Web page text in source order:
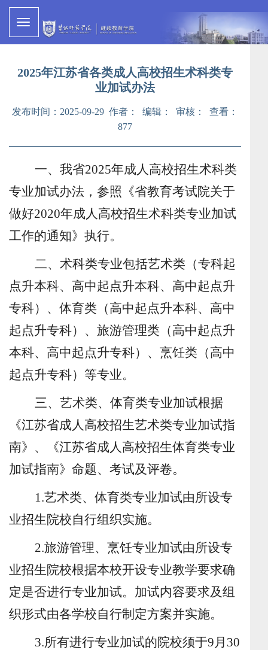
2025年江苏省各类成人高校招生术科类专
业加试办法
发布时间：2025-09-29 作者： 编辑： 审核： 查看：
877
一、我省2025年成人高校招生术科类
专业加试办法， 参照 《省教育考试院关于
做好2020年成人高校招生术科类专业加试
工作的通知》 执行。
二、术科类专业包括艺术类（专科起
点升本科、高中起点升本科、高中起点升
专科）、体育类（高中起点升本科、高中
起点升专科）、旅游管理类（高中起点升
本科、高中起点升专科）、烹饪类（高中
起点升专科）等专业。
三、 艺术类、体育类专业加试根据
《江苏省成人高校招生艺术类专业加试指
南》 、 《江苏省成人高校招生体育类专业
加试指南》命题、考试及评卷。
1.艺术类、体育类专业加试由所设专
业招生院校自行组织实施。
2.旅游管理、烹饪专业加试由所设专
业招生院校根据本校开设专业教学要求确
定是否进行专业加试。加试内容要求及组
织形式由各学校自行制定方案并实施。
3.所有进行专业加试的院校须于9月 30